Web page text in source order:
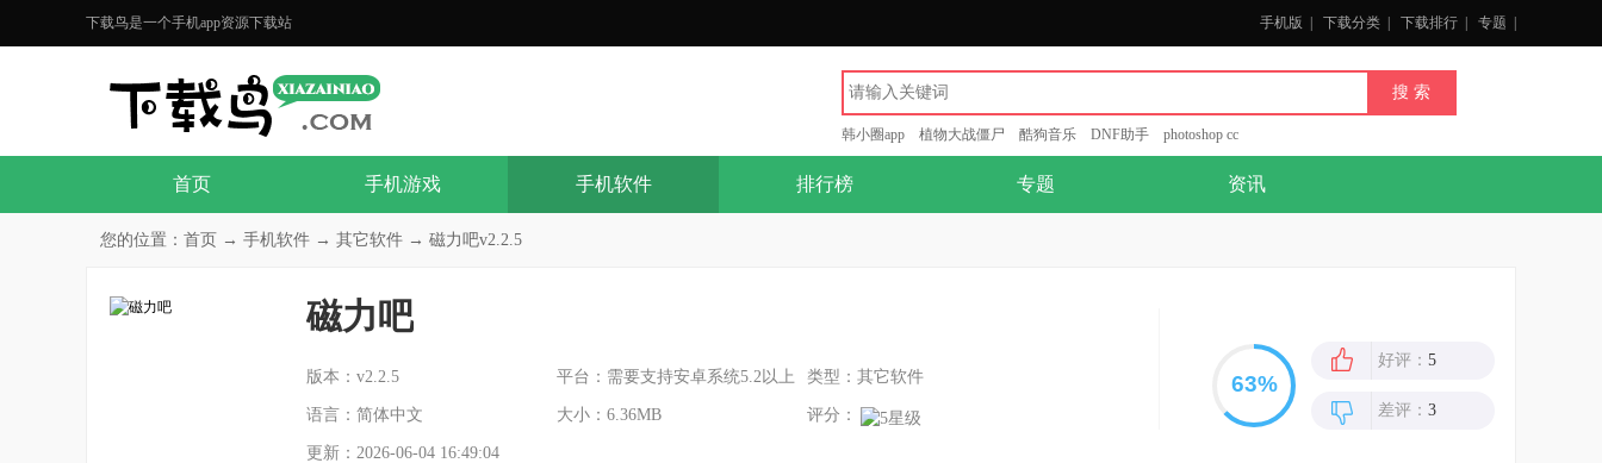
下载鸟是一个手机app资源下载站 手机版 下载分类 下载排行 专题
韩小圈app 植物大战僵尸 酷狗音乐 DNF助手 photoshop cc
首页 手机游戏 手机软件 排行榜 专题 资讯
您的位置： 首页 → 手机软件 → 其它软件 → 磁力吧v2.2.5
磁力吧
版本：v2.2.5 平台：需要支持安卓系统5.2以上 类型：其它软件
语言：简体中文 大小：6.36MB 评分：
更新：2026-06-04 16:49:04
好评： 5
差评： 3